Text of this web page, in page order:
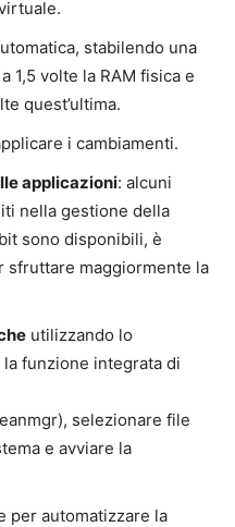
stabilendo una
1,5 volte la RAM fisica e
quest’ultima.
i cambiamenti.
applicazioni: alcuni
nella gestione della
sono disponibili, è
sfruttare maggiormente la
utilizzando lo
funzione integrata di
selezionare file
e avviare la
per automatizzare la